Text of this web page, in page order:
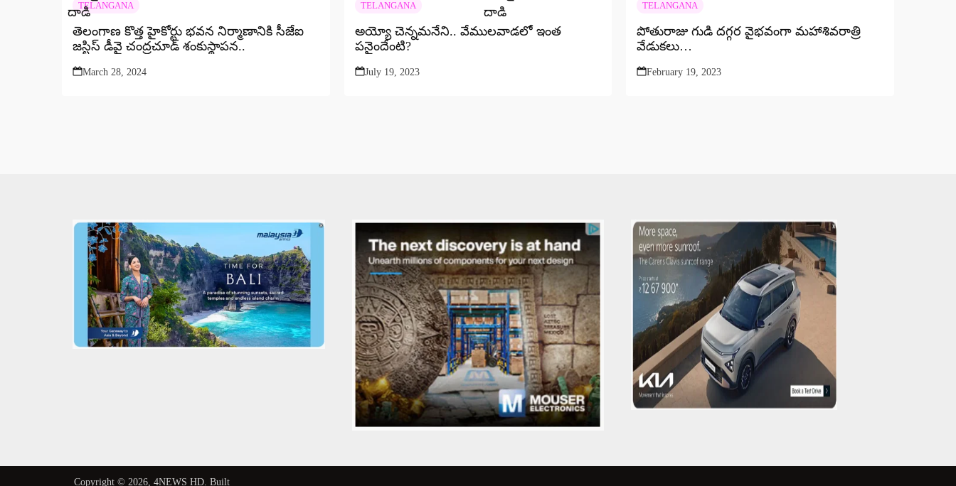
TELANGANA
తెలంగాణ కొత్త హైకోర్టు భవన నిర్మాణానికి సీజేఐ
జస్టిస్ డీవై చంద్రచూడ్ శంకుస్థాపన..
March 28, 2024
TELANGANA
అయ్యో చెన్నమనేని.. వేములవాడలో ఇంత
పనైందేంటి?
July 19, 2023
TELANGANA
పోతురాజు గుడి దగ్గర వైభవంగా మహాశివరాత్రి
వేడుకలు…
February 19, 2023
Copyright © 2026,4NEWS HD . Built